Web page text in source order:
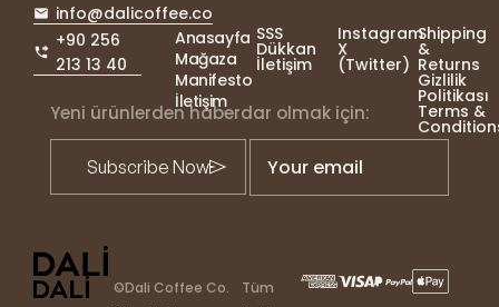
info@dalicoffee.co
+90 256
213 13 40
Anasayfa
Mağaza
Manifesto
İletişim
SSS
Dükkan
İletişim
Instagram
X
(Twitter)
Shipping
&
Returns
Gizlilik
Politikası
Terms &
Yeni ürünlerden haberdar olmak için:
Your email
©Dali Coffee Co.
Tüm